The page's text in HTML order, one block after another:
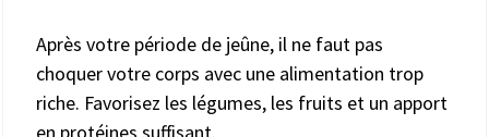
Après votre période de jeûne, il ne faut pas
choquer votre corps avec une alimentation trop
riche. Favorisez les légumes, les fruits et un apport
en protéines suffisant.